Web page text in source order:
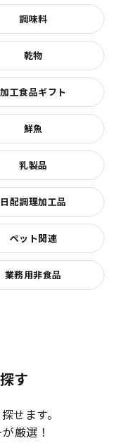
調味料
乾物
加工食品ギフト
鮮魚
乳製品
日配調理加工品
ペット関連
業務用非食品
す
せます。
厳選！